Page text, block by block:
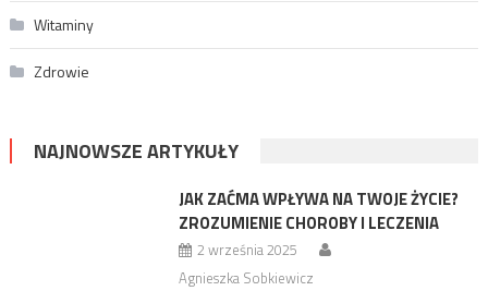
Witaminy
Zdrowie
NAJNOWSZE ARTYKUŁY
JAK ZAĆMA WPŁYWA NA TWOJE ŻYCIE?
ZROZUMIENIE CHOROBY I LECZENIA
2 września 2025
Agnieszka Sobkiewicz